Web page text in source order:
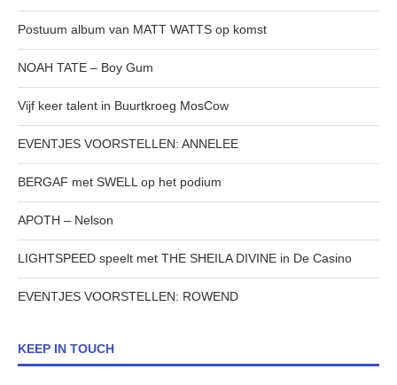
Postuum album van MATT WATTS op komst
NOAH TATE – Boy Gum
Vijf keer talent in Buurtkroeg MosCow
EVENTJES VOORSTELLEN: ANNELEE
BERGAF met SWELL op het podium
APOTH – Nelson
LIGHTSPEED speelt met THE SHEILA DIVINE in De Casino
EVENTJES VOORSTELLEN: ROWEND
KEEP IN TOUCH